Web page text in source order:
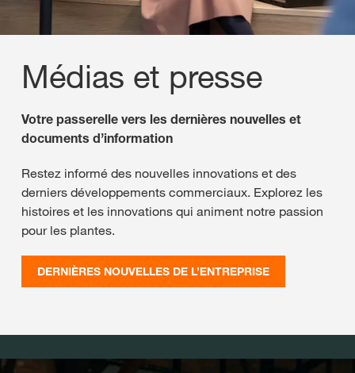
Médias et presse
Votre passerelle vers les dernières nouvelles et
documents d’information
Restez informé des nouvelles innovations et des
derniers développements commerciaux. Explorez les
histoires et les innovations qui animent notre passion
pour les plantes.
DERNIÈRES NOUVELLES DE L’ENTREPRISE